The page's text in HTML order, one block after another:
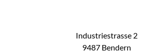
Industriestrasse 2
9487 Bendern